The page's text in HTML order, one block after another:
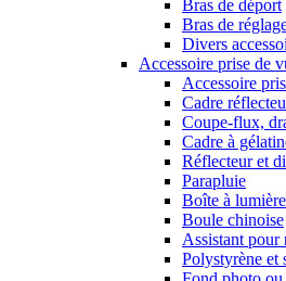
Bras de déport
Bras de
Divers
Accessoire prise de
Accessoire
Cadre
Coupe-flux,
Cadre à
Réflecteur et
Parapluie
Boîte à lumière
Boule chinoise
Assistant pour
Polystyrène et